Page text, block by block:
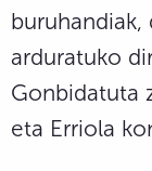
arduratuko
Gonbidatuta
eta Erriola